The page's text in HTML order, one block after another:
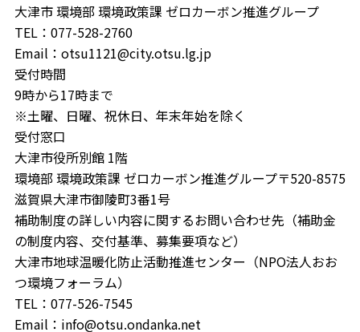
大津市 環境部 環境政策課 ゼロカーボン推進グループ
TEL：077-528-2760
Email：otsu1121@city.otsu.lg.jp
受付時間
9時から17時まで
※土曜、日曜、祝休日、年末年始を除く
受付窓口
大津市役所別館 1階
環境部 環境政策課 ゼロカーボン推進グループ〒520-8575
滋賀県大津市御陵町3番1号
補助制度の詳しい内容に関するお問い合わせ先（補助金
の制度内容、交付基準、募集要項など）
大津市地球温暖化防止活動推進センター（NPO法人おお
つ環境フォーラム）
TEL：077-526-7545
Email：info@otsu.ondanka.net